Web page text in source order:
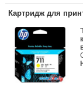
Картридж для